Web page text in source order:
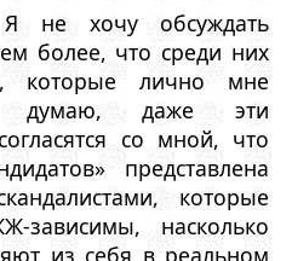
Я не хочу обсуждать
более, что среди них
которые лично мне
думаю, даже эти
со мной, что
представлена
которые
зависимы, насколько
из себя в реальном